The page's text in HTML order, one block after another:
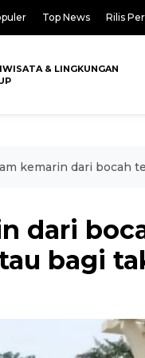
Top News Rilis
& LINGKUNGAN
kemarin dari bocah
dari
bagi